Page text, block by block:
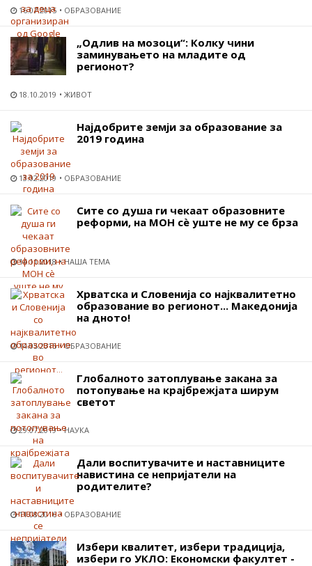
16.07.2015 ОБРАЗОВАНИЕ
„Одлив на мозоци“: Колку чини
заминувањето на младите од
регионот?
18.10.2019 ЖИВОТ
Најдобрите земји за образование за
2019 година
13.02.2019 ОБРАЗОВАНИЕ
Сите со душа ги чекаат образовните
реформи, на МОН сѐ уште не му се брза
14.11.2018 НАША ТЕМА
Хрватска и Словенија со најквалитетно
образование во регионот... Македонија
на дното!
14.05.2015 ОБРАЗОВАНИЕ
Глобалното затоплување закана за
потопување на крајбрежјата ширум
светот
29.07.2019 НАУКА
Дали воспитувачите и наставниците
навистина се непријатели на
родителите?
11.08.2016 ОБРАЗОВАНИЕ
Избери квалитет, избери традиција,
избери го УКЛО: Економски факултет -